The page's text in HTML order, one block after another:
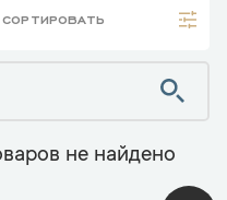
СОРТИРОВАТЬ
не найдено